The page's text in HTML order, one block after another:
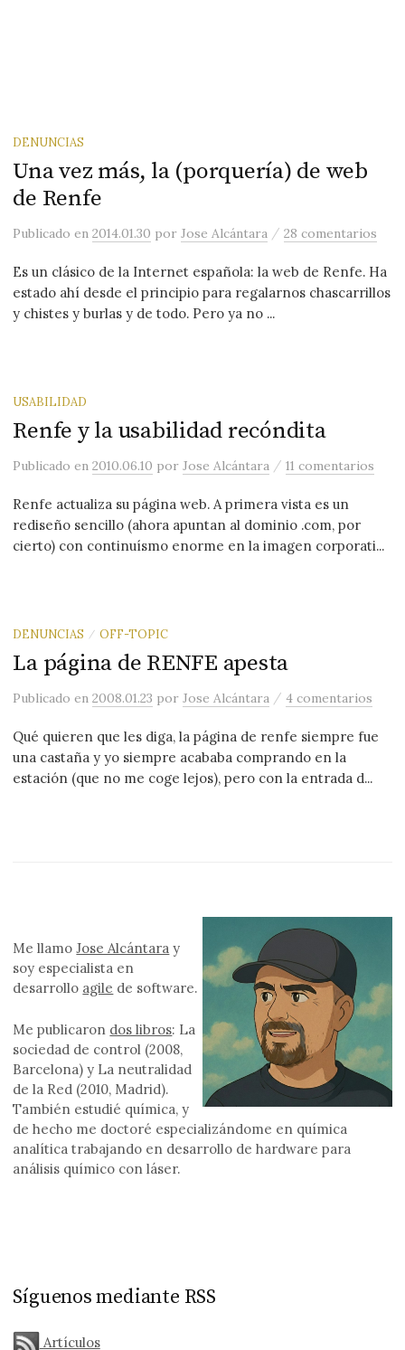
DENUNCIAS
Una vez más, la (porquería) de web
de Renfe
Publicadoen2014.01.30 porJose Alcántara /28 comentarios
Es un clásico de la Internet española: la web de Renfe. Ha
estado ahí desde el principio para regalarnos chascarrillos
y chistes y burlas y de todo. Pero ya no ...
USABILIDAD
Renfe y la usabilidad recóndita
Publicadoen2010.06.10 porJose Alcántara /11 comentarios
Renfe actualiza su página web. A primera vista es un
rediseño sencillo (ahora apuntan al dominio .com, por
cierto) con continuísmo enorme en la imagen corporati...
DENUNCIAS / OFF-TOPIC
La página de RENFE apesta
Publicadoen2008.01.23 porJose Alcántara /4 comentarios
Qué quieren que les diga, la página de renfe siempre fue
una castaña y yo siempre acababa comprando en la
estación (que no me coge lejos), pero con la entrada d...
Me llamoJose Alcántara y
soy especialista en
desarrollo agile de software.
Me publicaron dos libros: La
sociedad de control (2008,
Barcelona) y La neutralidad
de la Red (2010, Madrid).
También estudié química, y
de hecho me doctoré especializándome en química
analítica trabajando en desarrollo de hardware para
análisis químico con láser.
Síguenos mediante RSS
Artículos